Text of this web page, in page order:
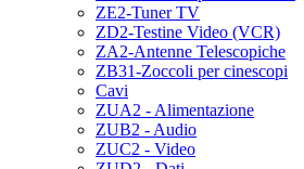
ZE2-Tuner TV
ZD2-Testine Video (VCR)
ZA2-Antenne Telescopiche
ZB31-Zoccoli per cinescopi
Cavi
ZUA2 - Alimentazione
ZUB2 - Audio
ZUC2 - Video